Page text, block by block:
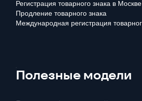
Регистрация товарного знака в
Продление товарного знака
Международная регистрация
Полезные модели